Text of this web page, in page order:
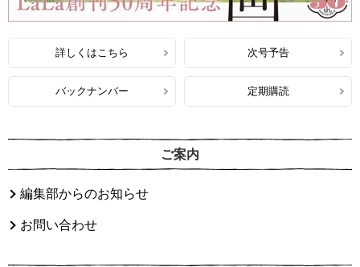
詳しくはこちら 次号予告
バックナンバー 定期購読
ご案内
編集部からのお知らせ
お問い合わせ